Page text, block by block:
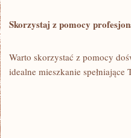
Skorzystaj z ⁣pomocy
Warto skorzystać z pomocy
idealne mieszkanie